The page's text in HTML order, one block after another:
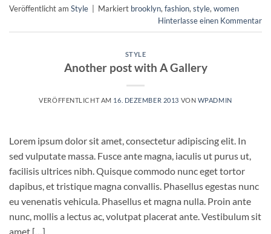
Veröffentlicht am Style Markiert brooklyn, fashion, style, women
Hinterlasse einen Kommentar
STYLE
Another post with A Gallery
VERÖFFENTLICHT AM 16. DEZEMBER 2013 VON WPADMIN
Lorem ipsum dolor sit amet, consectetur adipiscing elit. In
sed vulputate massa. Fusce ante magna, iaculis ut purus ut,
facilisis ultrices nibh. Quisque commodo nunc eget tortor
dapibus, et tristique magna convallis. Phasellus egestas nunc
eu venenatis vehicula. Phasellus et magna nulla. Proin ante
nunc, mollis a lectus ac, volutpat placerat ante. Vestibulum sit
amet […]